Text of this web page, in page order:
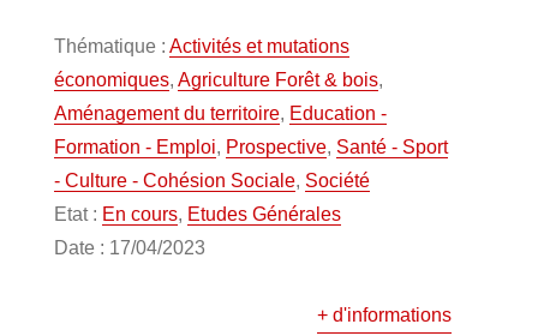
Thématique : Activités et mutations
économiques, Agriculture Forêt & bois,
Aménagement du territoire, Education -
Formation - Emploi, Prospective, Santé - Sport
- Culture - Cohésion Sociale, Société
Etat : En cours, Etudes Générales
Date : 17/04/2023
+ d'informations